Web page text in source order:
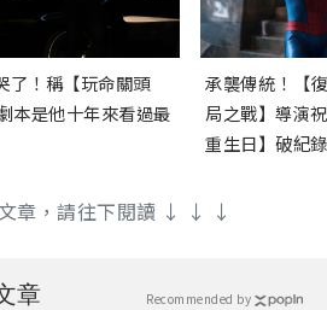
了！稱【玩命關頭
本是他十年來看過最
承襲傳統！【
局之戰】導演
重生日】破紀
章，請往下閱讀 ↓ ↓ ↓
章 Recommended by